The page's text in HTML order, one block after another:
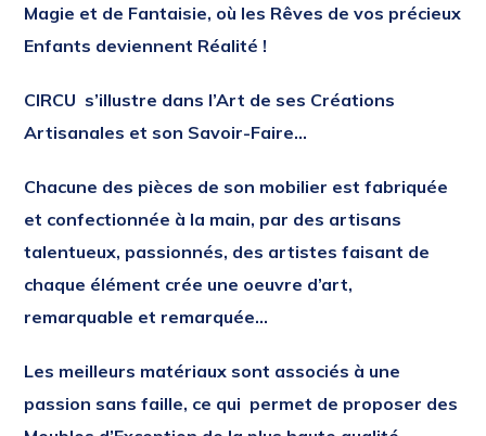
Magie et de Fantaisie, où les Rêves de vos précieux
Enfants deviennent Réalité !
CIRCU s’illustre dans l’Art de ses Créations
Artisanales et son Savoir-Faire…
Chacune des pièces de son mobilier est fabriquée
et confectionnée à la main, par des artisans
talentueux, passionnés, des artistes faisant de
chaque élément crée une oeuvre d’art,
remarquable et remarquée…
Les meilleurs matériaux sont associés à une
passion sans faille, ce qui permet de proposer des